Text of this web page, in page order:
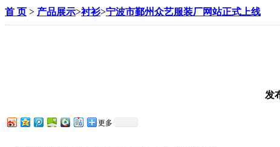
首 页 > 产品展示>衬衫>宁波市鄞州众艺服装厂网站正式上线
发
更多